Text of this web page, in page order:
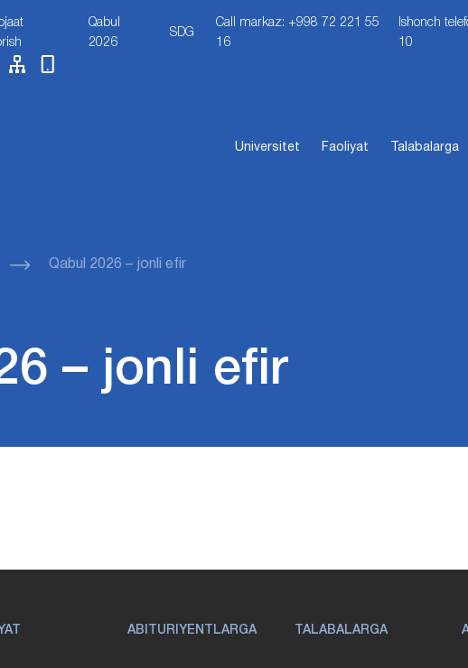
Qabul
2026
SDG
Call markaz: +998 72 221 55
16
Ishonch
10
Universitet Faoliyat Talabalarga
Qabul 2026 – jonli efir
– jonli efir
ABITURIYENTLARGA TALABALARGA